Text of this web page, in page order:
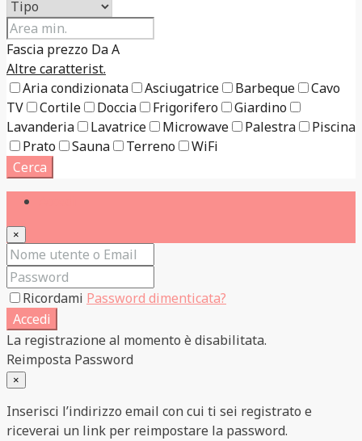
Fascia prezzo DaA
Altre caratterist.
Aria condizionata
Asciugatrice Barbeque
Cavo
TV
Cortile Doccia Frigorifero
Giardino
Lavanderia
Lavatrice Microwave Palestra
Piscina
Prato
Sauna Terreno
WiFi
Cerca
×
Ricordami Password dimenticata?
Accedi
La registrazione al momento è disabilitata.
Reimposta Password
×
Inserisci l’indirizzo email con cui ti sei registrato e
riceverai un link per reimpostare la password.